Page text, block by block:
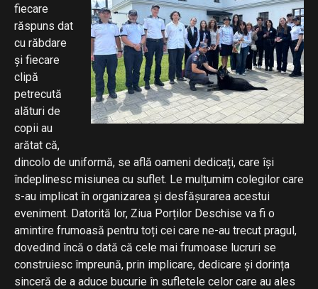
fiecare
răspuns dat
cu răbdare
și fiecare
clipă
petrecută
alături de
copii au
arătat că,
dincolo de uniformă, se află oameni dedicați, care își
îndeplinesc misiunea cu suflet. Le mulțumim colegilor care
s-au implicat în organizarea și desfășurarea acestui
eveniment. Datorită lor, Ziua Porților Deschise va fi o
amintire frumoasă pentru toți cei care ne-au trecut pragul,
dovedind încă o dată că cele mai frumoase lucruri se
construiesc împreună, prin implicare, dedicare și dorința
sinceră de a aduce bucurie în sufletele celor care au ales